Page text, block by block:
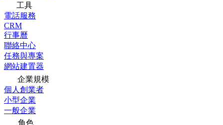
工具
電話服務
CRM
行事曆
聯絡中心
任務與專案
網站建置器
企業規模
個人創業者
小型企業
一般企業
角色